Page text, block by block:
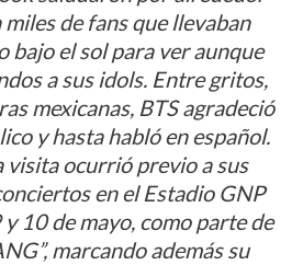
de fans que llevaban
bajo el sol para ver aunque
a sus idols. Entre gritos,
mexicanas, BTS agradeció
y hasta habló en español.
ocurrió previo a sus
en el Estadio GNP
10 de mayo, como parte de
marcando además su